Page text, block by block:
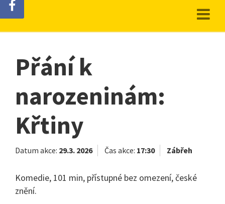
Přání k
narozeninám:
Křtiny
Datum akce: 29.3. 2026 Čas akce: 17:30 Zábřeh
Komedie, 101 min, přístupné bez omezení, české
znění.